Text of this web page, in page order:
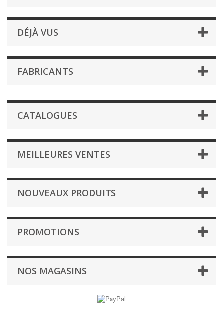
DÉJÀ VUS
FABRICANTS
CATALOGUES
MEILLEURES VENTES
NOUVEAUX PRODUITS
PROMOTIONS
NOS MAGASINS